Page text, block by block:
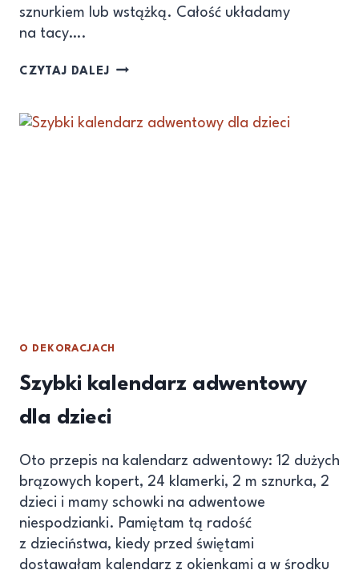
sznurkiem lub wstążką. Całość układamy
na tacy….
CZYTAJ DALEJ
O DEKORACJACH
Szybki kalendarz adwentowy
dla dzieci
Oto przepis na kalendarz adwentowy: 12 dużych
brązowych kopert, 24 klamerki, 2 m sznurka, 2
dzieci i mamy schowki na adwentowe
niespodzianki. Pamiętam tą radość
z dzieciństwa, kiedy przed świętami
dostawałam kalendarz z okienkami a w środku